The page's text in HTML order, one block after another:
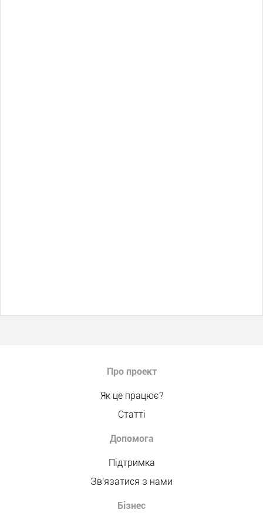
Про проект
Як це працює?
Статті
Допомога
Підтримка
Зв'язатися з нами
Бізнес